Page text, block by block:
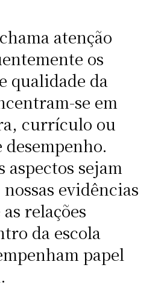
atenção
os
qualidade da
se em
currículo ou
desempenho.
aspectos sejam
evidências
relações
da escola
papel